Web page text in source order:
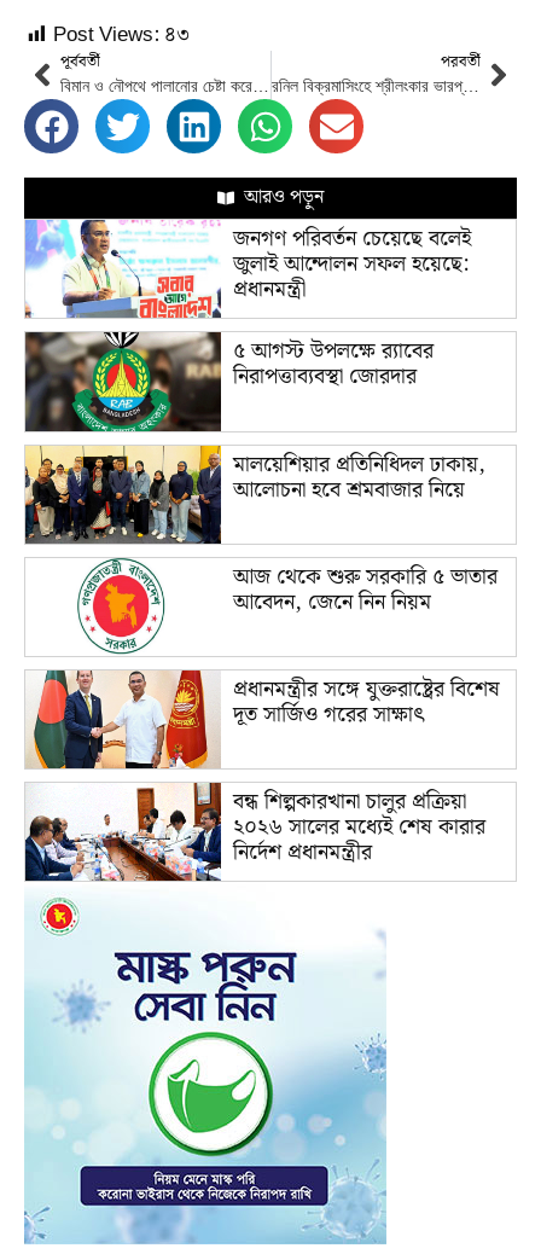
Post Views: ৪৩
পূর্ববর্তী
বিমান ও নৌপথে পালানোর চেষ্টা করে ব্যর্থ গোতাবায়া
পরবর্তী
রনিল বিক্রমাসিংহে শ্রীলংকার ভারপ্রাপ্ত প্রেসিডেন্ট
আরও পড়ুন
জনগণ পরিবর্তন চেয়েছে বলেই
জুলাই আন্দোলন সফল হয়েছে:
প্রধানমন্ত্রী
৫ আগস্ট উপলক্ষে র‌্যাবের
নিরাপত্তাব্যবস্থা জোরদার
মালয়েশিয়ার প্রতিনিধিদল ঢাকায়,
আলোচনা হবে শ্রমবাজার নিয়ে
আজ থেকে শুরু সরকারি ৫ ভাতার
আবেদন, জেনে নিন নিয়ম
প্রধানমন্ত্রীর সঙ্গে যুক্তরাষ্ট্রের বিশেষ
দূত সার্জিও গরের সাক্ষাৎ
বন্ধ শিল্পকারখানা চালুর প্রক্রিয়া
২০২৬ সালের মধ্যেই শেষ কারার
নির্দেশ প্রধানমন্ত্রীর